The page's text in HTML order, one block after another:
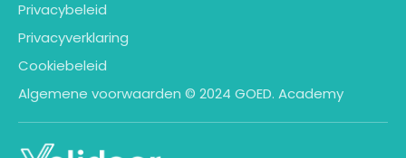
Privacybeleid
Privacyverklaring
Cookiebeleid
Algemene voorwaarden © 2024 GOED. Academy